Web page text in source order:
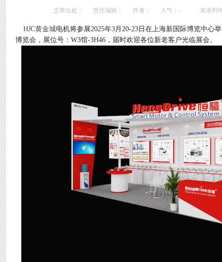
文章出处： 责任编辑： 作者： 人气： - 发表时
HJC黄金城电机将参展2025年3月20-23 日在上海新国际博览中心
博览会，展位号：W3馆-3H46， 届时欢迎各位新老客户光临展会。